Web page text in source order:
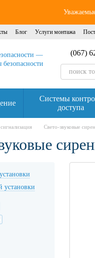
Блог Услуги монтажа
(067)
Системы
доступа
Свето-звуковые
установки